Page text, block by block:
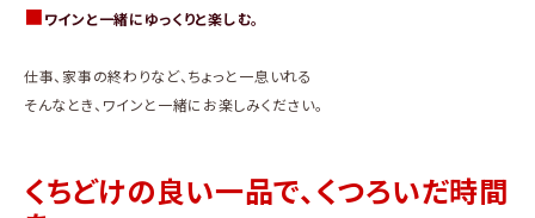
■ワインと一緒にゆっくりと楽しむ。
仕事、家事の終わりなど、ちょっと一息いれる
そんなとき、ワインと一緒にお楽しみください。
くちどけの良い一品で、くつろいだ時間